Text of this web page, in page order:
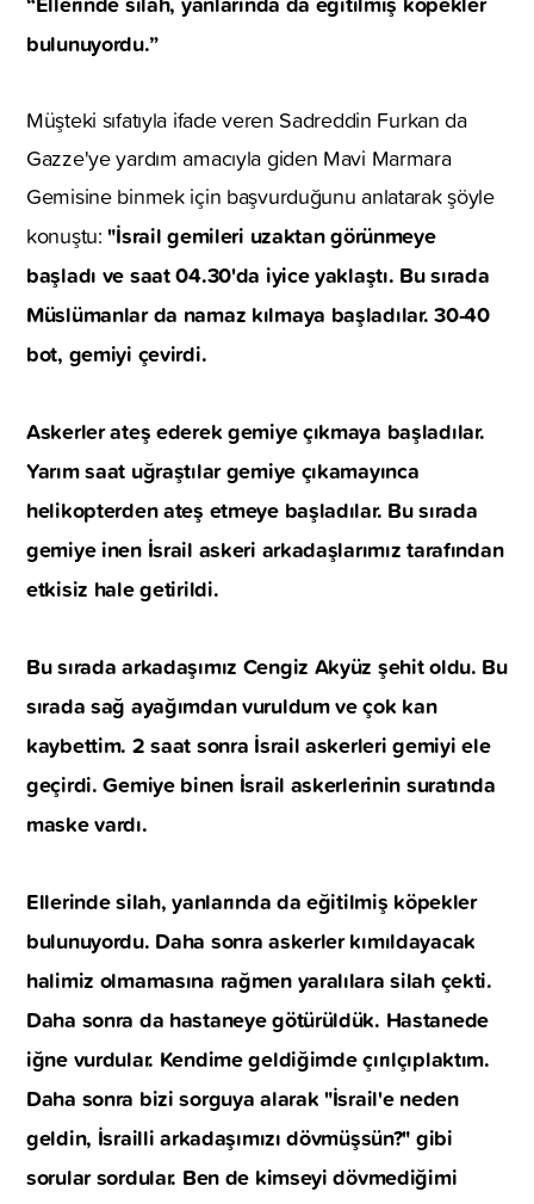
bulunuyordu.”
Müşteki sıfatıyla ifade veren Sadreddin Furkan da
Gazze'ye yardım amacıyla giden Mavi Marmara
Gemisine binmek için başvurduğunu anlatarak şöyle
konuştu: "İsrail gemileri uzaktan görünmeye
başladı ve saat 04.30'da iyice yaklaştı. Bu sırada
Müslümanlar da namaz kılmaya başladılar. 30-40
bot, gemiyi çevirdi.
Askerler ateş ederek gemiye çıkmaya başladılar.
Yarım saat uğraştılar gemiye çıkamayınca
helikopterden ateş etmeye başladılar. Bu sırada
gemiye inen İsrail askeri arkadaşlarımız tarafından
etkisiz hale getirildi.
Bu sırada arkadaşımız Cengiz Akyüz şehit oldu. Bu
sırada sağ ayağımdan vuruldum ve çok kan
kaybettim. 2 saat sonra İsrail askerleri gemiyi ele
geçirdi. Gemiye binen İsrail askerlerinin suratında
maske vardı.
Ellerinde silah, yanlarında da eğitilmiş köpekler
bulunuyordu. Daha sonra askerler kımıldayacak
halimiz olmamasına rağmen yaralılara silah çekti.
Daha sonra da hastaneye götürüldük. Hastanede
iğne vurdular. Kendime geldiğimde çırılçıplaktım.
Daha sonra bizi sorguya alarak "İsrail'e neden
geldin, İsrailli arkadaşımızı dövmüşsün?" gibi
sorular sordular. Ben de kimseyi dövmediğimi